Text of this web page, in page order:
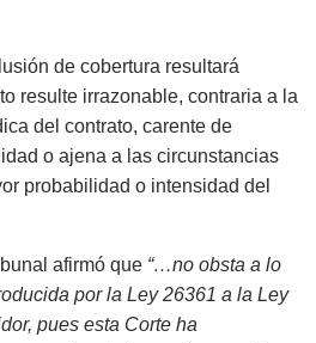
de cobertura resultará
resulte irrazonable, contraria a la
del contrato, carente de
o ajena a las circunstancias
probabilidad o intensidad del
afirmó que “…no obsta a lo
por la Ley 26361 a la Ley
pues esta Corte ha